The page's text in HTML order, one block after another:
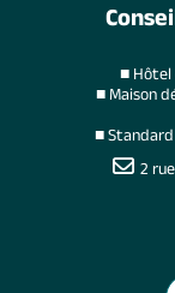
■
■ Maison
■ Standard
2